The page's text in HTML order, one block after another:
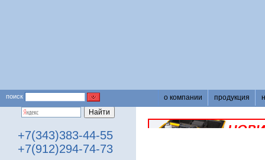
поиск о компании продукция
+7(343)383-44-55
+7(912)294-74-73